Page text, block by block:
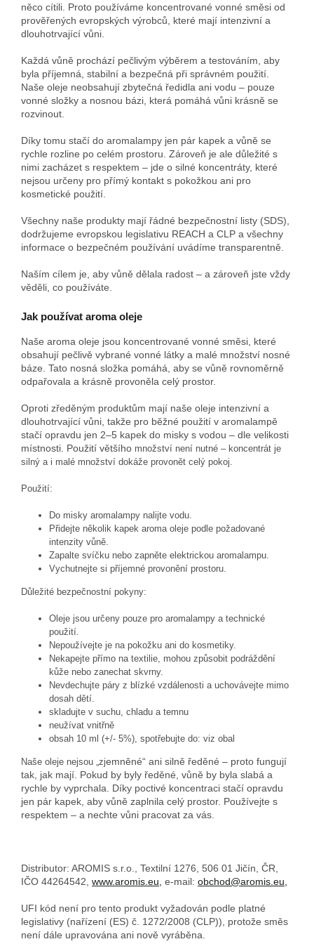
něco cítili. Proto používáme koncentrované vonné směsi od
prověřených evropských výrobců, které mají intenzivní a
dlouhotrvající vůni.
Každá vůně prochází pečlivým výběrem a testováním, aby
byla příjemná, stabilní a bezpečná při správném použití.
Naše oleje neobsahují zbytečná ředidla ani vodu – pouze
vonné složky a nosnou bázi, která pomáhá vůni krásně se
rozvinout.
Díky tomu stačí do aromalampy jen pár kapek a vůně se
rychle rozline po celém prostoru. Zároveň je ale důležité s
nimi zacházet s respektem – jde o silné koncentráty, které
nejsou určeny pro přímý kontakt s pokožkou ani pro
kosmetické použití.
Všechny naše produkty mají řádné bezpečnostní listy (SDS),
dodržujeme evropskou legislativu REACH a CLP a všechny
informace o bezpečném používání uvádíme transparentně.
Naším cílem je, aby vůně dělala radost – a zároveň jste vždy
věděli, co používáte.
Jak používat aroma oleje
Naše aroma oleje jsou koncentrované vonné směsi, které
obsahují pečlivě vybrané vonné látky a malé množství nosné
báze. Tato nosná složka pomáhá, aby se vůně rovnoměrně
odpařovala a krásně provoněla celý prostor.
Oproti zředěným produktům mají naše oleje intenzivní a
dlouhotrvající vůni, takže pro běžné použití v aromalampě
stačí opravdu jen 2–5 kapek do misky s vodou – dle velikosti
místnosti. Použití většího množství není nutné – koncentrát je
silný a i malé množství dokáže provonět celý pokoj.
Použití:
Do misky aromalampy nalijte vodu.
Přidejte několik kapek aroma oleje podle požadované
intenzity vůně.
Zapalte svíčku nebo zapněte elektrickou aromalampu.
Vychutnejte si příjemné provonění prostoru.
Důležité bezpečnostní pokyny:
Oleje jsou určeny pouze pro aromalampy a technické
použití.
Nepoužívejte je na pokožku ani do kosmetiky.
Nekapejte přímo na textilie, mohou způsobit podráždění
kůže nebo zanechat skvrny.
Nevdechujte páry z blízké vzdálenosti a uchovávejte mimo
dosah dětí.
skladujte v suchu, chladu a temnu
neužívat vnitřně
obsah 10 ml (+/- 5%), spotřebujte do: viz obal
Naše oleje nejsou „zjemněné“ ani silně ředěné – proto fungují
tak, jak mají. Pokud by byly ředěné, vůně by byla slabá a
rychle by vyprchala. Díky poctivé koncentraci stačí opravdu
jen pár kapek, aby vůně zaplnila celý prostor. Používejte s
respektem – a nechte vůni pracovat za vás.
Distributor: AROMIS s.r.o., Textilní 1276, 506 01 Jičín, ČR,
IČO 44264542, www.aromis.eu, e-mail: obchod@aromis.eu,
UFI kód není pro tento produkt vyžadován podle platné
legislativy (nařízení (ES) č. 1272/2008 (CLP)), protože směs
není dále upravována ani nově vyráběna.